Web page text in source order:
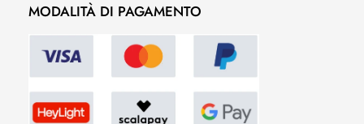
MODALITÀ DI PAGAMENTO